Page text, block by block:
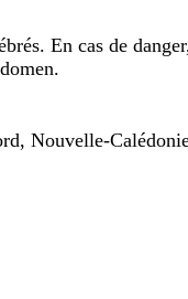
En cas de
Nouvelle-